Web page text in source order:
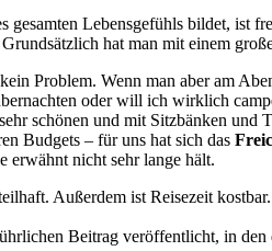
gesamten Lebensgefühls bildet,
hat man mit einem
Problem. Wenn man aber am
oder will ich wirklich
schönen und mit Sitzbänken
Budgets – für uns hat sich das
erwähnt nicht sehr lange hält.
Außerdem ist Reisezeit
Beitrag veröffentlicht, in den